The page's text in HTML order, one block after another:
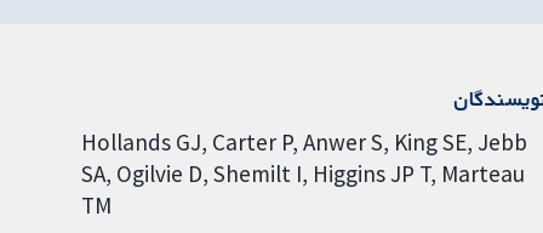
Hollands GJ Carter P Anwer S King SE Jebb
SA Ogilvie D Shemilt I Higgins JP T Marteau
TM